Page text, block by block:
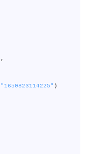
,
"1650823114225" )